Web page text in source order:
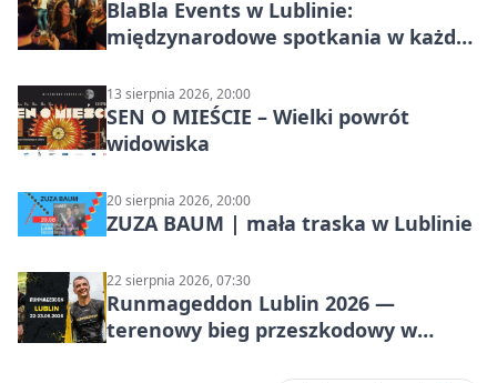
BlaBla Events w Lublinie:
międzynarodowe spotkania w każdą
13 sierpnia 2026, 20:00
SEN O MIEŚCIE – Wielki powrót
widowiska
20 sierpnia 2026, 20:00
ZUZA BAUM | mała traska w Lublinie
22 sierpnia 2026, 07:30
Runmageddon Lublin 2026 —
terenowy bieg przeszkodowy w